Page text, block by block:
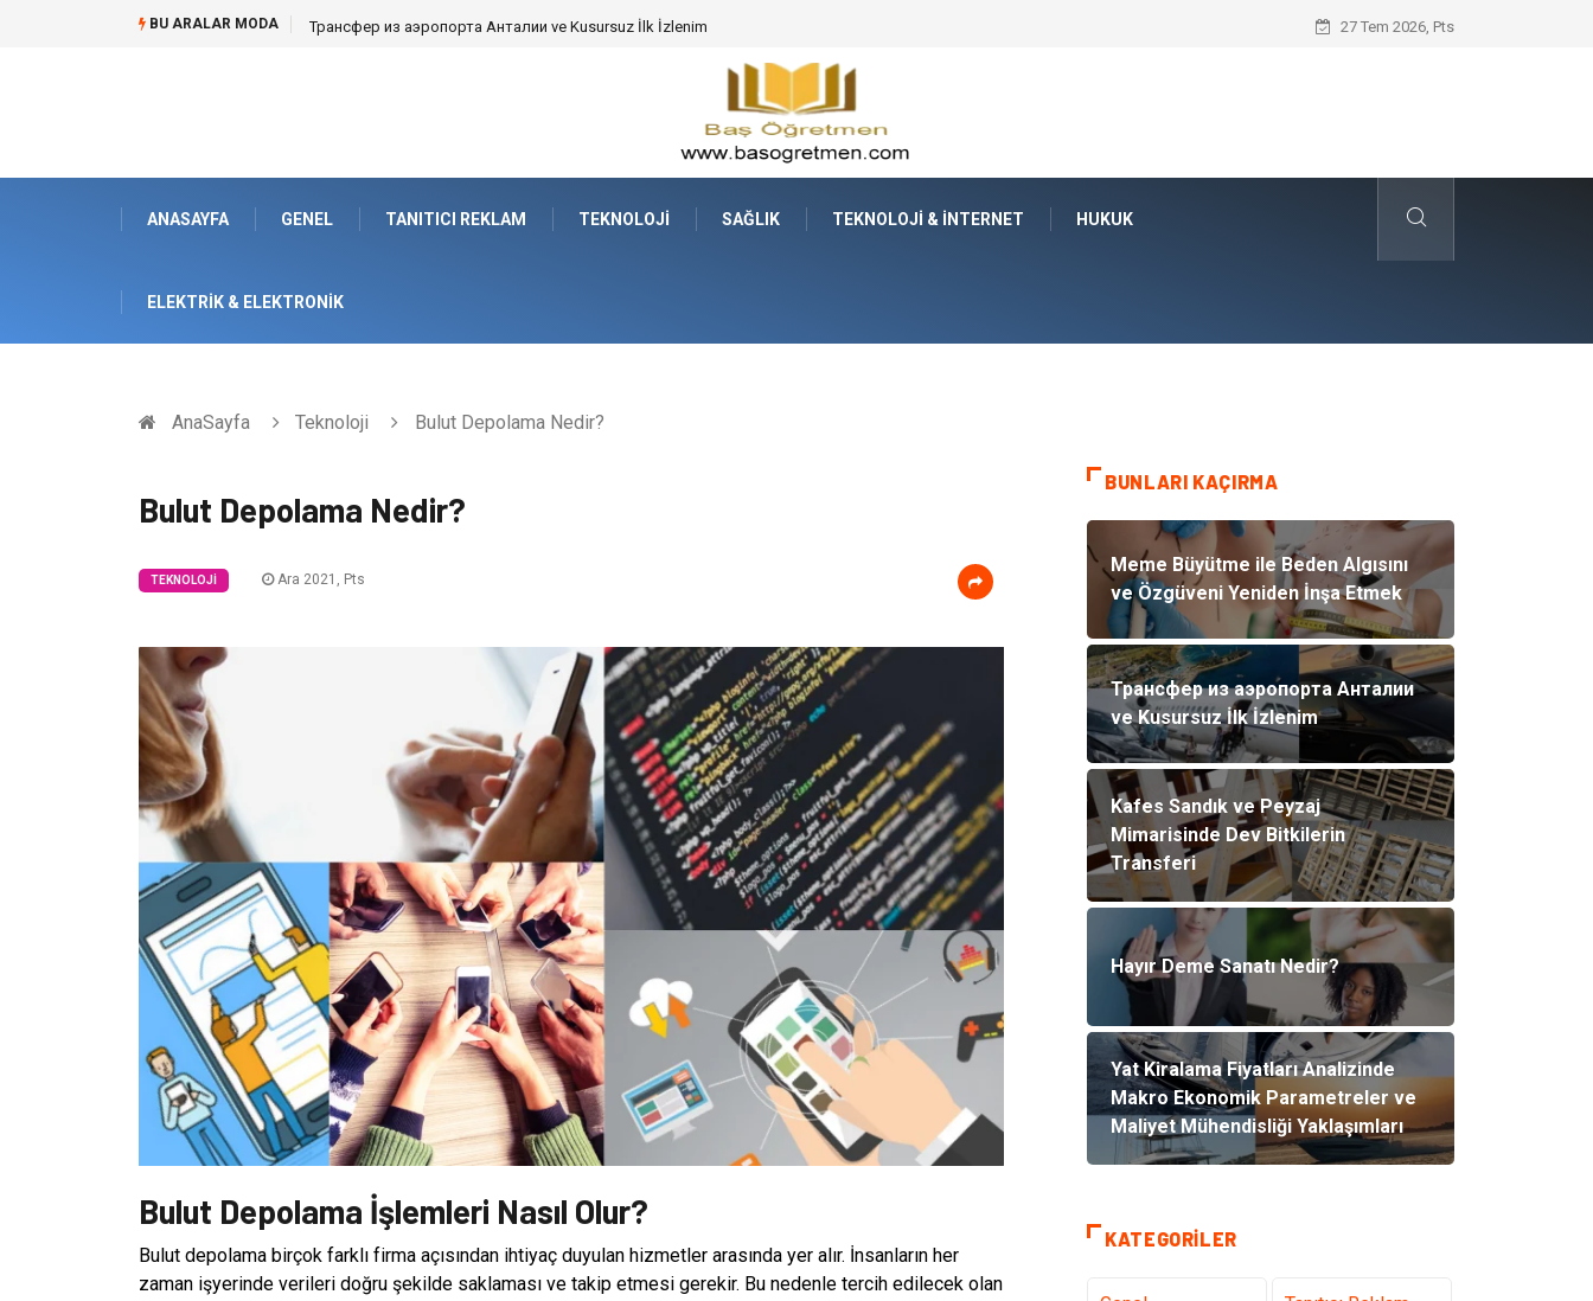
BU ARALAR MODA Трансфер из аэропорта Анталии ve Kusursuz İlk İzlenim Kafes Sandık ve Peyzaj Mimarisinde
27 Tem 2026, Pts
ANASAYFA GENEL TANITICI REKLAM TEKNOLOJI SAĞLIK TEKNOLOJI & İNTERNET HUKUK
ELEKTRIK & ELEKTRONIK
AnaSayfa Teknoloji Bulut Depolama Nedir?
Bulut Depolama Nedir?
TEKNOLOJI Ara 2021, Pts
Bulut Depolama İşlemleri Nasıl Olur?
Bulut depolama birçok farklı firma açısından ihtiyaç duyulan hizmetler arasında yer alır. İnsanların her
zaman işyerinde verileri doğru şekilde saklaması ve takip etmesi gerekir. Bu nedenle tercih edilecek olan
BUNLARI KAÇIRMA
Meme Büyütme ile Beden Algısını
ve Özgüveni Yeniden İnşa Etmek
Трансфер из аэропорта Анталии
ve Kusursuz İlk İzlenim
Kafes Sandık ve Peyzaj
Mimarisinde Dev Bitkilerin
Transferi
Hayır Deme Sanatı Nedir?
Yat Kiralama Fiyatları Analizinde
Makro Ekonomik Parametreler ve
Maliyet Mühendisliği Yaklaşımları
KATEGORILER